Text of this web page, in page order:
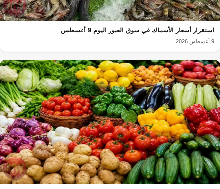
استقرار أسعار الأسماك في سوق العبور اليوم 9 أغسطس
9 أغسطس 2026